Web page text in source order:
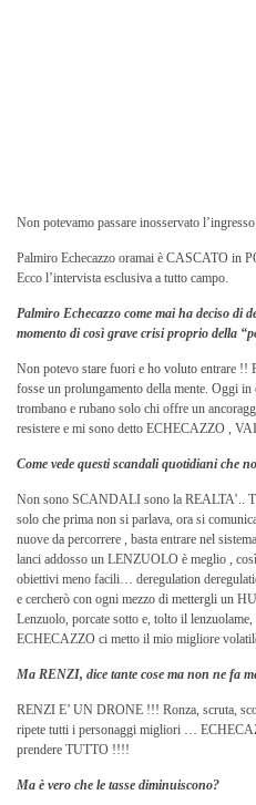
Non potevamo passare inosservato
Palmiro Echecazzo oramai è CASCATO
Ecco l’intervista esclusiva a tutto campo.
Palmiro Echecazzo come mai ha deciso di
momento di così grave crisi proprio della
Non potevo stare fuori e ho voluto entrare !!
fosse un prolungamento della mente. Oggi
trombano e rubano solo chi offre un
resistere e mi sono detto ECHECAZZO ,
Come vede questi scandali quotidiani che
Non sono SCANDALI sono la REALTA’..
solo che prima non si parlava, ora si
nuove da percorrere , basta entrare nel
lanci addosso un LENZUOLO è meglio ,
obiettivi meno facili… deregulation
e cercherò con ogni mezzo di mettergli un
Lenzuolo, porcate sotto e, tolto il
ECHECAZZO ci metto il mio migliore
Ma RENZI, dice tante cose ma non ne fa
RENZI E’ UN DRONE !!! Ronza, scruta,
ripete tutti i personaggi migliori …
prendere TUTTO !!!!
Ma è vero che le tasse diminuiscono?